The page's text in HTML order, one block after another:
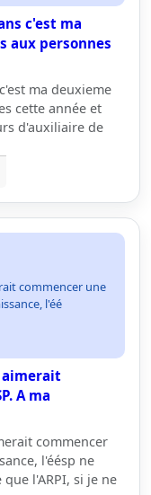
c'est ma
aux personnes
ma deuxieme
cette année et
d'auxiliaire de
commencer une
l'éé
aimerait
A ma
commencer
l'éésp ne
l'ARPI, si je ne